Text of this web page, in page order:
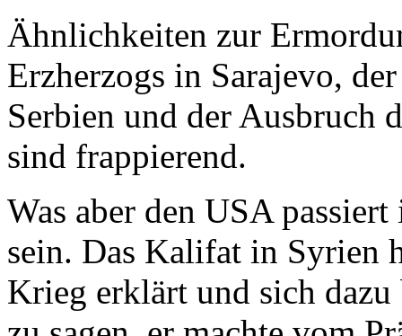
Ähnlichkeiten zur
Erzherzogs in Sarajevo,
Serbien und der Ausbruch
sind frappierend.
Was aber den USA
sein. Das Kalifat in Syrien
Krieg erklärt und sich